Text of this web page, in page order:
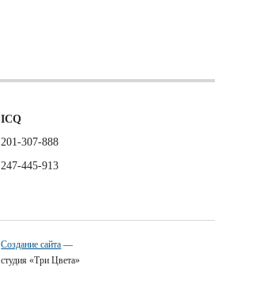
ICQ
201-307-888
247-445-913
Создание сайта —
студия «Три Цвета»